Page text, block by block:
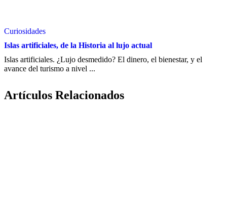
Curiosidades
Islas artificiales, de la Historia al lujo actual
Islas artificiales. ¿Lujo desmedido? El dinero, el bienestar, y el
avance del turismo a nivel ...
Artículos Relacionados